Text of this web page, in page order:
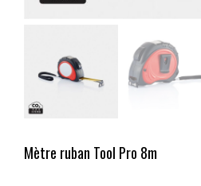
Mètre ruban Tool Pro 8m